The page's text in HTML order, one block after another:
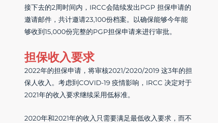
接下去的2周时间内，IRCC会陆续发出PGP 担保申请的
邀请邮件，共计邀请23,100份档案。以确保能够今年能
够收到15,000份完整的PGP担保申请来进行审批。
担保收入要求
2022年的担保申请，将审核2021/2020/2019 这3年的担
保人收入。考虑到COVID-19 疫情影响，IRCC 决定对于
2021年的收入要求继续采用低标准。
2020年和2021年的收入只需要满足最低收入要求，而不